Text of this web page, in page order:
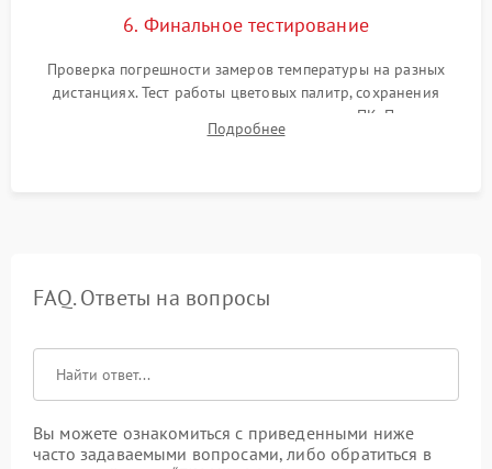
6. Финальное тестирование
Проверка погрешности замеров температуры на разных
дистанциях. Тест работы цветовых палитр, сохранения
термограмм в память и передачи данных на ПК. Проверка
автономности работы и итоговый контроль качества.
Подробнее
FAQ. Ответы на вопросы
Вы можете ознакомиться с приведенными ниже
часто задаваемыми вопросами, либо обратиться в